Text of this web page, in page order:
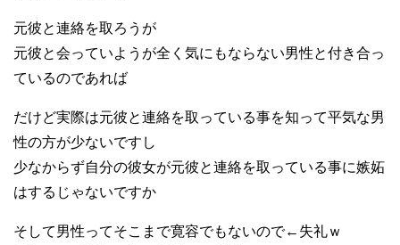
元彼と連絡を取ろうが
元彼と会っていようが全く気にもならない男性と付き合っ
ているのであれば
だけど実際は元彼と連絡を取っている事を知って平気な男
性の方が少ないですし
少なからず自分の彼女が元彼と連絡を取っている事に嫉妬
はするじゃないですか
そして男性ってそこまで寛容でもないので←失礼ｗ